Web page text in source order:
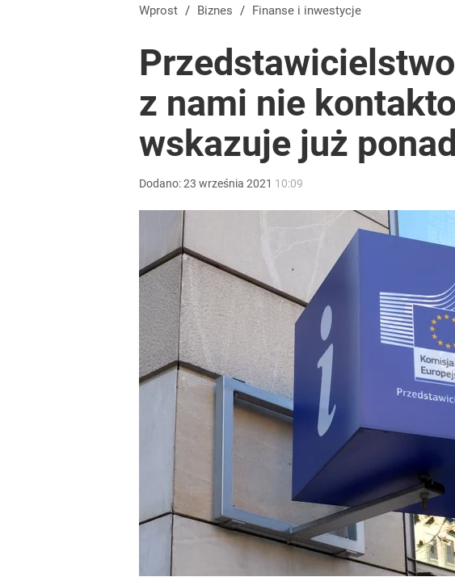
Polacy rzucili się na przywrócone świadczenie. Prawie 2 mln
Vistula x LOT: Elegancja w podróży. Premiera wspólnej kolekcji
Farmacja: wzrost pod presją. co czeka branżę do 2030 roku?
Wprost / Biznes / Finanse i inwestycje
z nami nie
wskazuje już
Dodano:23 września 2021 10:09